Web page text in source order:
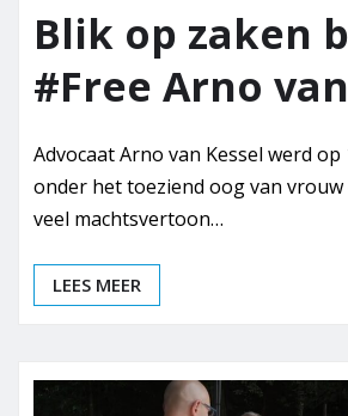
Blik op zaken
#Free Arno
Advocaat Arno van Kessel werd op
onder het toeziend oog van
veel machtsvertoon…
LEES MEER